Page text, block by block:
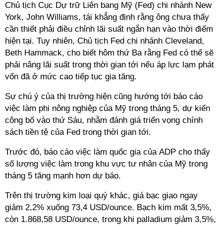
Chủ tịch Cục Dự trữ Liên bang Mỹ (Fed) chi nhánh New
York, John Williams, tái khẳng định rằng ông chưa thấy
cần thiết phải điều chỉnh lãi suất ngắn hạn vào thời điểm
hiện tại. Tuy nhiên, Chủ tịch Fed chi nhánh Cleveland,
Beth Hammack, cho biết hôm thứ Ba rằng Fed có thể sẽ
phải nâng lãi suất trong thời gian tới nếu áp lực lạm phát
vốn đã ở mức cao tiếp tục gia tăng.
Sự chú ý của thị trường hiện cũng hướng tới báo cáo
việc làm phi nông nghiệp của Mỹ trong tháng 5, dự kiến
công bố vào thứ Sáu, nhằm đánh giá triển vọng chính
sách tiền tệ của Fed trong thời gian tới.
Trước đó, báo cáo việc làm quốc gia của ADP cho thấy
số lượng việc làm trong khu vực tư nhân của Mỹ trong
tháng 5 tăng mạnh hơn dự báo.
Trên thị trường kim loại quý khác, giá bạc giao ngay
giảm 2,2% xuống 73,4 USD/ounce. Bạch kim mất 3,5%,
còn 1.868,58 USD/ounce, trong khi palladium giảm 3,5%,